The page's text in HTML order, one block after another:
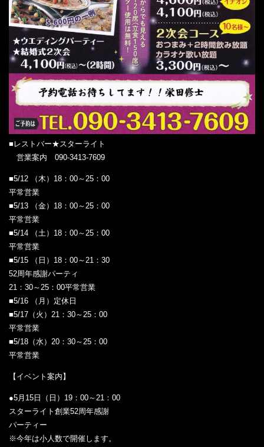
■レストバー★スターライト
営業案内 090-3413-7609
■5/12 （木）18：00～25：00
平常営業
■5/13 （金）18：00～25：00
平常営業
■5/14 （土）18：00～25：00
平常営業
■5/15 （日）18：00～21：30
52周年感謝パーティ
21：30～25：00平常営業
■5/16 （月）定休日
■5/17（火）21：30～25：00
平常営業
■5/18（水）20：30～25：00
平常営業
【イベント案内】
●5月15日（日）19：00～21：00
スターライト創業52周年感謝
パーティー
※今年は小人数で開催します。